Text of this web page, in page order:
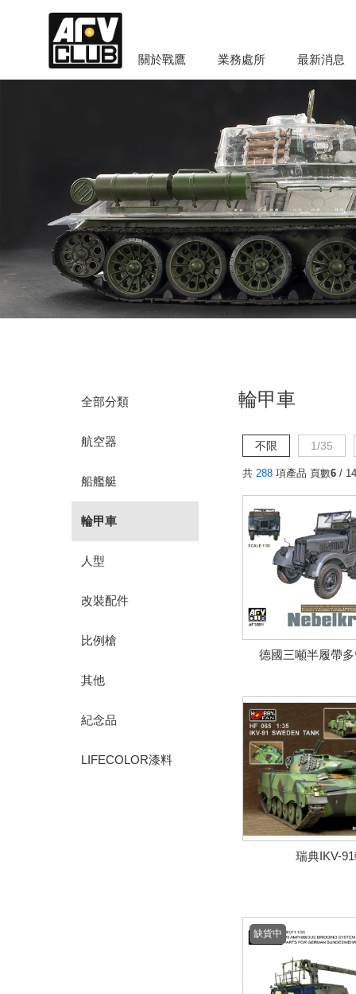
關於戰鷹 業務處所 最新消息
全部分類
航空器
船艦艇
輪甲車
人型
改裝配件
比例槍
其他
紀念品
LIFECOLOR漆料
輪甲車
不限 1/35
共 288 項產品 頁數6 / 14
德國三噸半履帶
瑞典IKV-
缺貨中